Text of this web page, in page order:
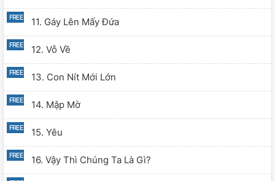
11. Gáy Lên Mấy Đứa
12. Vỗ Về
13. Con Nít Mới Lớn
14. Mập Mờ
15. Yêu
16. Vậy Thì Chúng Ta Là Gì?